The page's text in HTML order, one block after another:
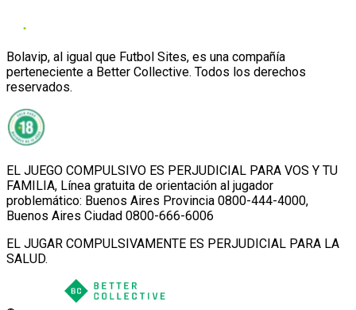
Bolavip, al igual que Futbol Sites, es una compañía
perteneciente a Better Collective. Todos los derechos
reservados.
EL JUEGO COMPULSIVO ES PERJUDICIAL PARA VOS Y TU
FAMILIA, Línea gratuita de orientación al jugador
problemático: Buenos Aires Provincia 0800-444-4000,
Buenos Aires Ciudad 0800-666-6006
EL JUGAR COMPULSIVAMENTE ES PERJUDICIAL PARA LA
SALUD.